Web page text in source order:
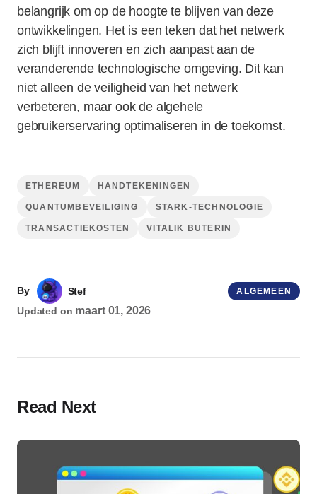
belangrijk om op de hoogte te blijven van deze
ontwikkelingen. Het is een teken dat het netwerk
zich blijft innoveren en zich aanpast aan de
veranderende technologische omgeving. Dit kan
niet alleen de veiligheid van het netwerk
verbeteren, maar ook de algehele
gebruikerservaring optimaliseren in de toekomst.
ETHEREUM HANDTEKENINGEN
QUANTUMBEVEILIGING STARK-TECHNOLOGIE
TRANSACTIEKOSTEN VITALIK BUTERIN
By
Stef
Updated on maart 01, 2026
ALGEMEEN
Read Next